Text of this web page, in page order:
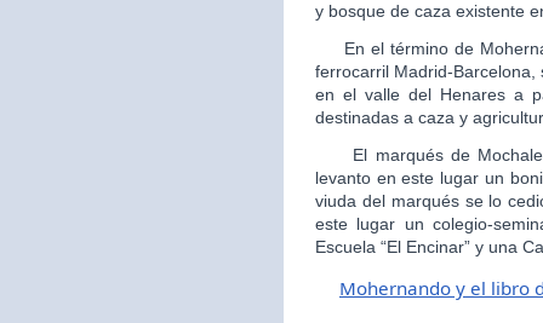
y bosque de caza existente
En el término de
ferrocarril Madrid-
en el valle del Henares a
destinadas a caza y
El marqués de
levanto en este lugar un
viuda del marqués se lo
este lugar un colegio-
Escuela “El Encinar” y una
Mohernando y el libro